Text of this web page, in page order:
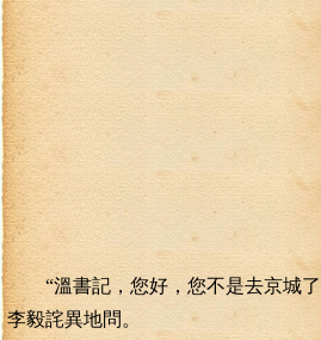
“溫書記，您好，您不是去京城了
李毅詫異地問。